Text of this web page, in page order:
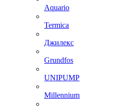
Aquario
Termica
Джилекс
Grundfos
UNIPUMP
Millennium